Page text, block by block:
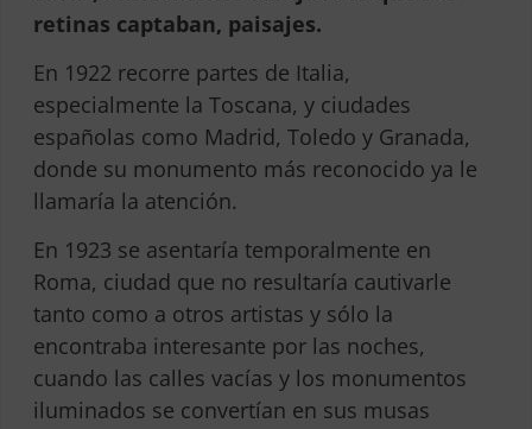
retinas captaban, paisajes.
En 1922 recorre partes de Italia,
especialmente la Toscana, y ciudades
españolas como Madrid, Toledo y Granada,
donde su monumento más reconocido ya le
llamaría la atención.
En 1923 se asentaría temporalmente en
Roma, ciudad que no resultaría cautivarle
tanto como a otros artistas y sólo la
encontraba interesante por las noches,
cuando las calles vacías y los monumentos
iluminados se convertían en sus musas